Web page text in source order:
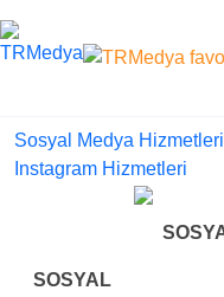
SOSYAL
Sosyal Medya Hizmetleri
Instagram Hizmetleri